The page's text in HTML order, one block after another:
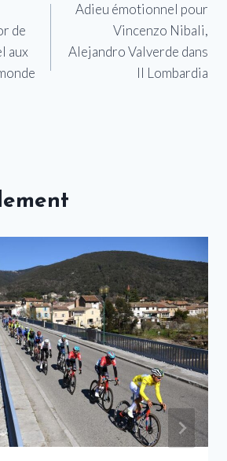
de
aux
Adieu émotionnel pour
Vincenzo Nibali,
Alejandro Valverde dans
Il Lombardia